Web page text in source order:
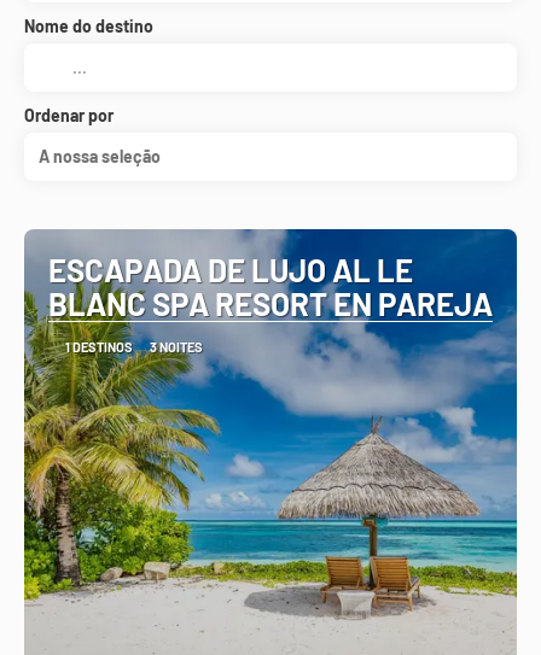
Nome do destino
Ordenar por
A nossa seleção
ESCAPADA DE LUJO AL LE
BLANC SPA RESORT EN PAREJA
1 DESTINOS 3 NOITES